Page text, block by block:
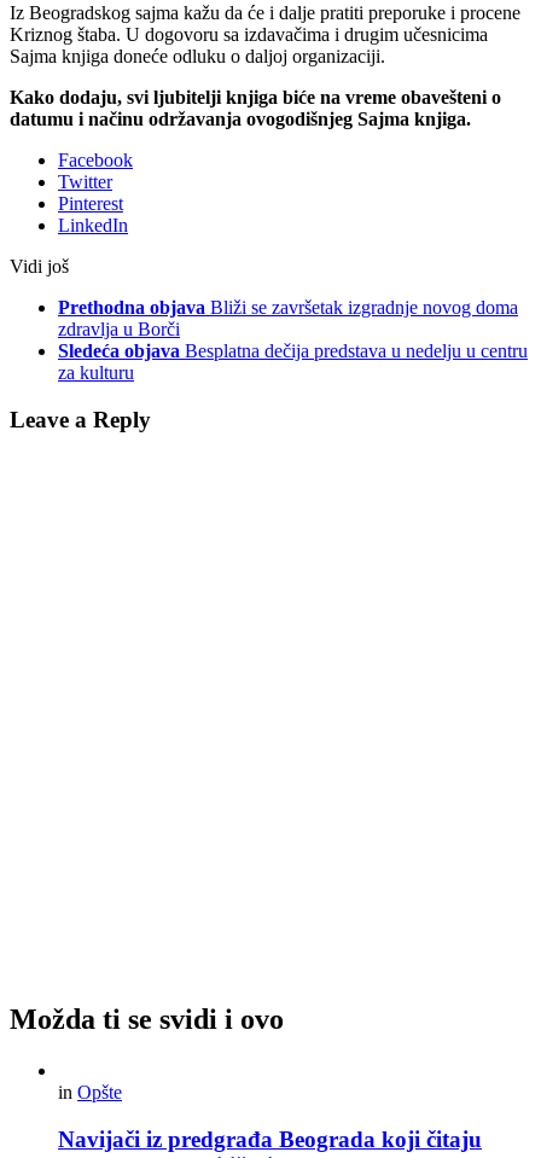
Iz Beogradskog sajma kažu da će i dalje pratiti preporuke i procene
Kriznog štaba. U dogovoru sa izdavačima i drugim učesnicima
Sajma knjiga doneće odluku o daljoj organizaciji.
Kako dodaju, svi ljubitelji knjiga biće na vreme obavešteni o
datumu i načinu održavanja ovogodišnjeg Sajma knjiga.
Facebook
Twitter
Pinterest
LinkedIn
Vidi još
Prethodna objava Bliži se završetak izgradnje novog doma
zdravlja u Borči
Sledeća objava Besplatna dečija predstava u nedelju u centru
za kulturu
Leave a Reply
Možda ti se svidi i ovo
in Opšte
Navijači iz predgrađa Beograda koji čitaju